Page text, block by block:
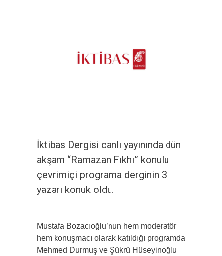
İktibas Dergisi canlı yayınında dün
akşam “Ramazan Fıkhı” konulu
çevrimiçi programa derginin 3
yazarı konuk oldu.
Mustafa Bozacıoğlu’nun hem moderatör
hem konuşmacı olarak katıldığı programda
Mehmed Durmuş ve Şükrü Hüseyinoğlu